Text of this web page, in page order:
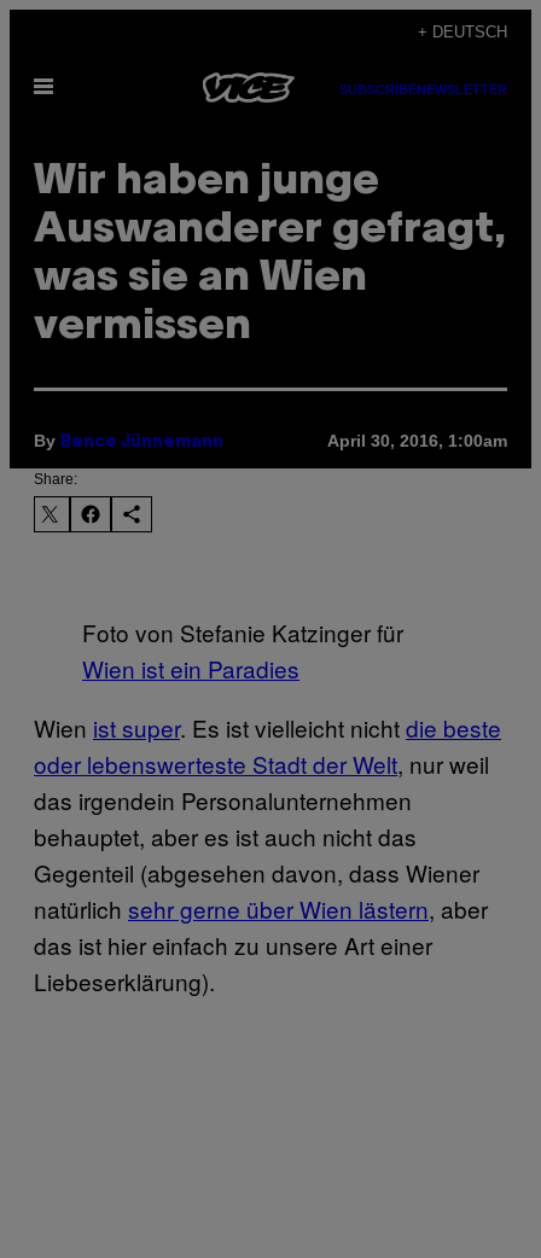
content
+ DEUTSCH
Open
SUBSCRIBENEWSLETTER
Wir haben junge
Auswanderer gefragt,
was sie an Wien
vermissen
By Bence Jünnemann April 30, 2016, 1:00am
Share:
Foto von Stefanie Katzinger für
Wien ist ein Paradies
Wien ist super. Es ist vielleicht nichtdie beste
oder lebenswerteste Stadt der Welt, nur weil
das irgendein Personalunternehmen
behauptet, aber es ist auch nicht das
Gegenteil (abgesehen davon, dass Wiener
natürlich sehr gerne über Wien lästern, aber
das ist hier einfach zu unsere Art einer
Liebeserklärung).